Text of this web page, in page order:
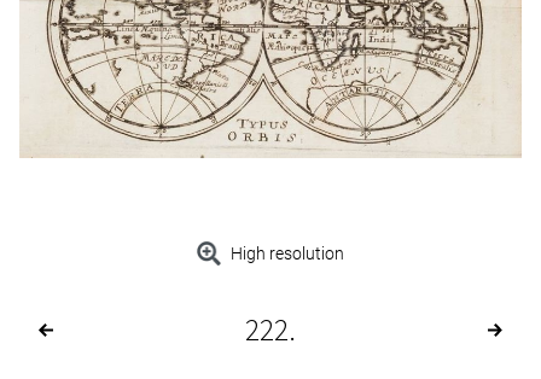
High resolution
222